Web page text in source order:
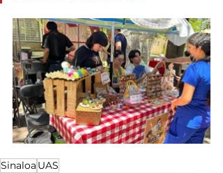
Sinaloa UAS